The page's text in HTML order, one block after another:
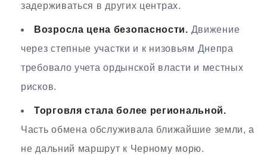
задерживаться в других центрах.
Возросла цена безопасности. Движение
через степные участки и к низовьям Днепра
требовало учета ордынской власти и местных
рисков.
Торговля стала более региональной.
Часть обмена обслуживала ближайшие земли, а
не дальний маршрут к Черному морю.